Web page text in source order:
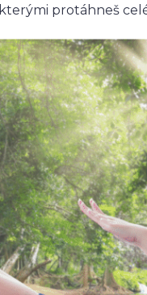
protáhneš